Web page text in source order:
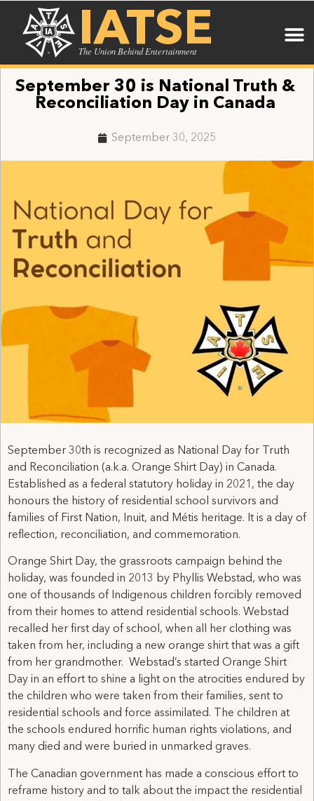
IATSE
The Union Behind Entertainment
September 30 is National Truth &
Reconciliation Day in Canada
September 30, 2025
September 30th is recognized as National Day for Truth
and Reconciliation (a.k.a. Orange Shirt Day) in Canada.
Established as a federal statutory holiday in 2021, the day
honours the history of residential school survivors and
families of First Nation, Inuit, and Métis heritage. It is a day of
reflection, reconciliation, and commemoration.
Orange Shirt Day, the grassroots campaign behind the
holiday, was founded in 2013 by Phyllis Webstad, who was
one of thousands of Indigenous children forcibly removed
from their homes to attend residential schools. Webstad
recalled her first day of school, when all her clothing was
taken from her, including a new orange shirt that was a gift
from her grandmother. Webstad’s started Orange Shirt
Day in an effort to shine a light on the atrocities endured by
the children who were taken from their families, sent to
residential schools and force assimilated. The children at
the schools endured horrific human rights violations, and
many died and were buried in unmarked graves.
The Canadian government has made a conscious effort to
reframe history and to talk about the impact the residential